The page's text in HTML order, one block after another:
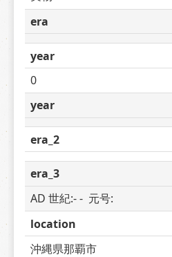
era
year
0
year
era_2
era_3
AD 世紀:- -  元号:
location
沖縄県那覇市